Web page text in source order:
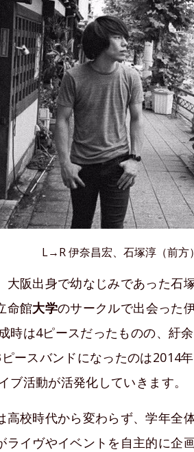
L→R 伊奈昌宏、石塚淳（前方
大阪出身で幼なじみであった石
命館大学のサークルで出会った
時は4ピースだったものの、紆
ースバンドになったのは2014
ブ活動が活発化していきます。
高校時代から変わらず、学年全
ライヴやイベントを自主的に企